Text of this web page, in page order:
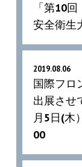
「第10
安全衛生
2019.08.06
国際フロ
出展させ
月5日(木
00